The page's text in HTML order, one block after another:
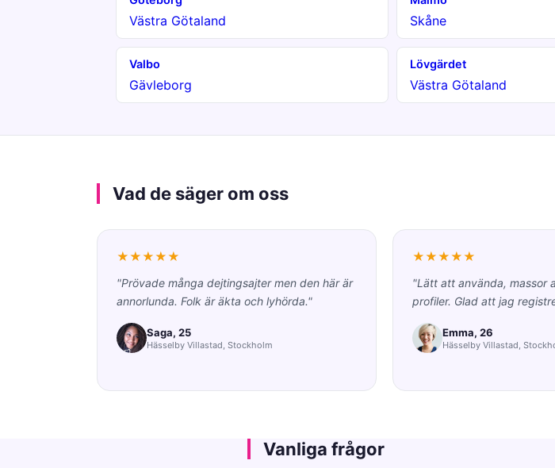
Västra Götaland Skåne
Valbo
Gävleborg
Lövgärdet
Västra Götaland
Vad de säger om oss
★★★★★
"Prövade många dejtingsajter men den här är
annorlunda. Folk är äkta och lyhörda."
Saga, 25
Hässelby Villastad, Stockholm
★★★★★
"Lätt att använda, massor
profiler. Glad att jag
Emma, 26
Hässelby Villastad,
Vanliga frågor